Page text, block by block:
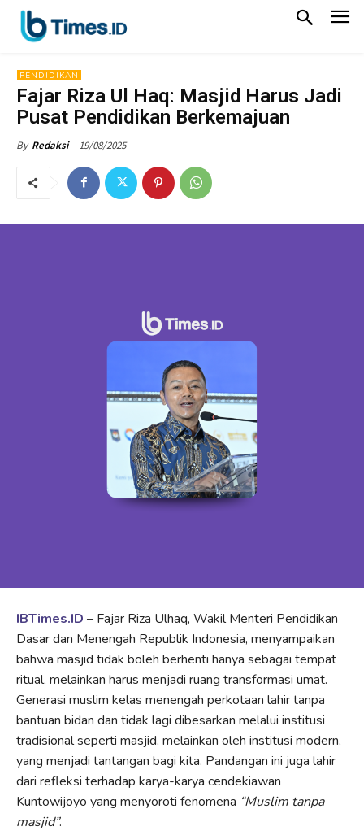
PENDIDIKAN
Fajar Riza Ul Haq: Masjid Harus Jadi
Pusat Pendidikan Berkemajuan
By Redaksi 19/08/2025
IBTimes.ID – Fajar Riza Ulhaq, Wakil Menteri Pendidikan
Dasar dan Menengah Republik Indonesia, menyampaikan
bahwa masjid tidak boleh berhenti hanya sebagai tempat
ritual, melainkan harus menjadi ruang transformasi umat.
Generasi muslim kelas menengah perkotaan lahir tanpa
bantuan bidan dan tidak lagi dibesarkan melalui institusi
tradisional seperti masjid, melainkan oleh institusi modern,
yang menjadi tantangan bagi kita. Pandangan ini juga lahir
dari refleksi terhadap karya-karya cendekiawan
Kuntowijoyo yang menyoroti fenomena “Muslim tanpa
masjid”.